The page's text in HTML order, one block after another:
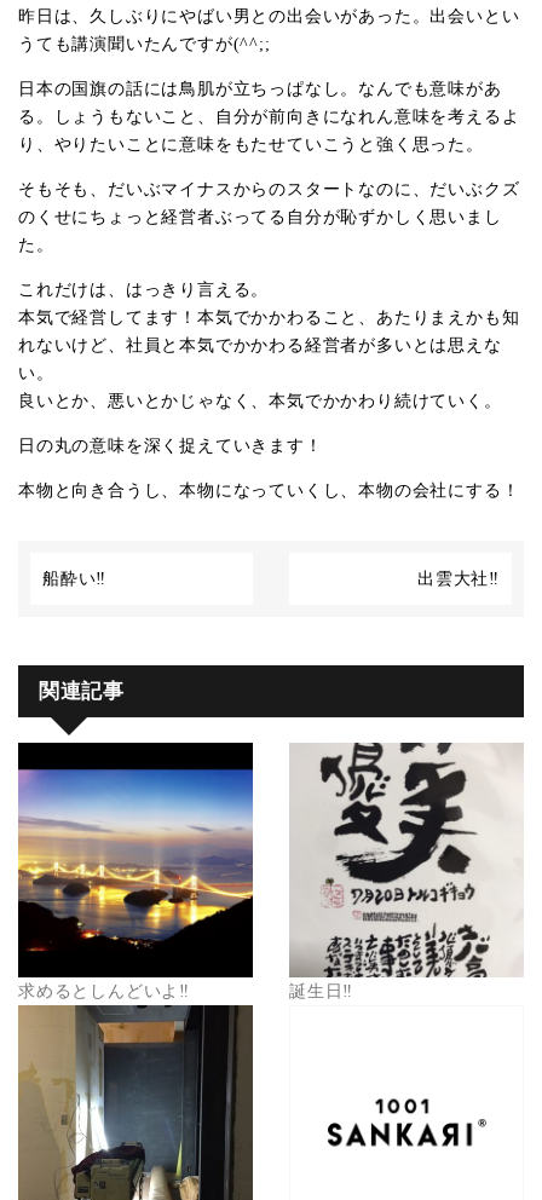
昨日は、久しぶりにやばい男との出会いがあった。出会いとい
うても講演聞いたんですが(^^;;
日本の国旗の話には鳥肌が立ちっぱなし。なんでも意味があ
る。しょうもないこと、自分が前向きになれん意味を考えるよ
り、やりたいことに意味をもたせていこうと強く思った。
そもそも、だいぶマイナスからのスタートなのに、だいぶクズ
のくせにちょっと経営者ぶってる自分が恥ずかしく思いまし
た。
これだけは、はっきり言える。
本気で経営してます！本気でかかわること、あたりまえかも知
れないけど、社員と本気でかかわる経営者が多いとは思えな
い。
良いとか、悪いとかじゃなく、本気でかかわり続けていく。
日の丸の意味を深く捉えていきます！
本物と向き合うし、本物になっていくし、本物の会社にする！
船酔い‼︎ 出雲大社‼︎
関連記事
求めるとしんどいよ‼️ 誕生日‼️